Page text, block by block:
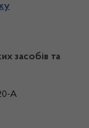
засобів та
А